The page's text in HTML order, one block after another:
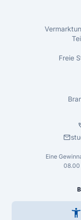
Freie
mail
Eine
08.00
accessibility_new